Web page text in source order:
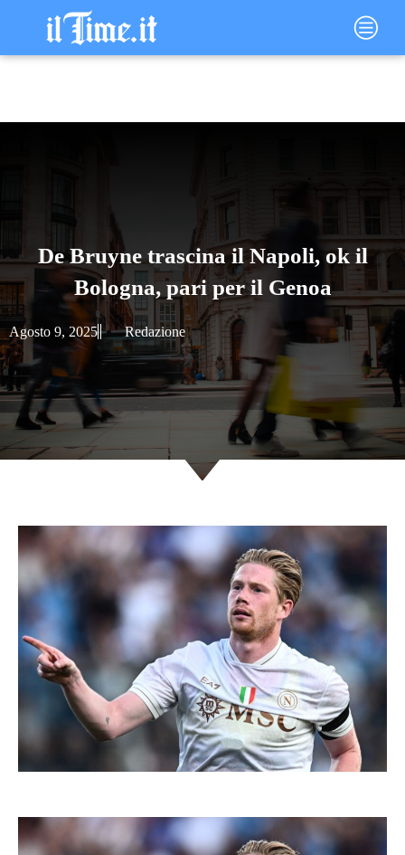
contenuto
Main
Menu
De Bruyne trascina il Napoli, ok il
Bologna, pari per il Genoa
Agosto 9, 2025 Redazione